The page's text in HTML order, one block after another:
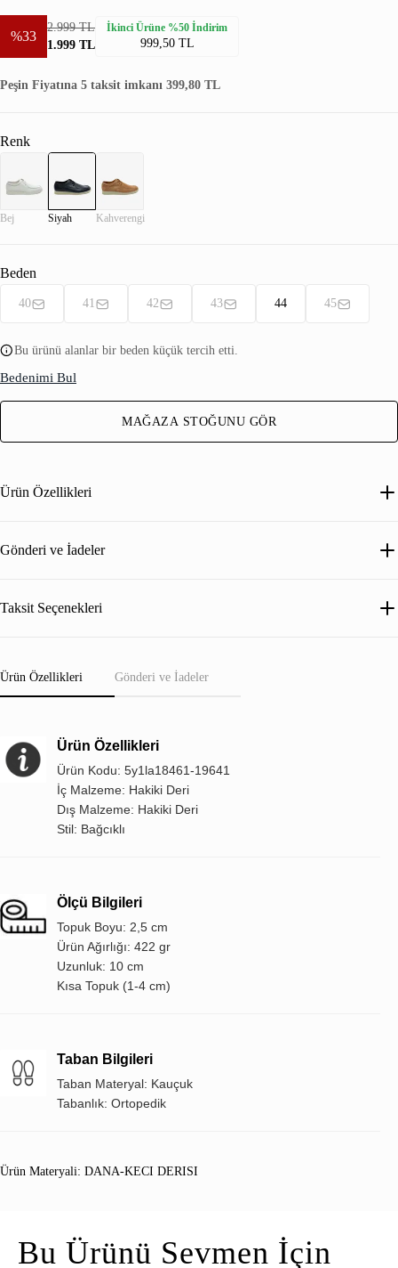
%33
2.999 TL
1.999 TL
İkinci Ürüne %50 İndirim
999,50 TL
Peşin Fiyatına 5 taksit imkanı 399,80 TL
Renk
Bej Siyah Kahverengi
Beden
40 41 42 43 44 45
Bu ürünü alanlar bir beden küçük tercih etti.
Bedenimi Bul
MAĞAZA STOĞUNU GÖR
Ürün Özellikleri
Gönderi ve İadeler
Taksit Seçenekleri
Ürün Özellikleri Gönderi ve İadeler
Ürün Özellikleri
Ürün Kodu: 5y1la18461-19641
İç Malzeme: Hakiki Deri
Dış Malzeme: Hakiki Deri
Stil: Bağcıklı
Ölçü Bilgileri
Topuk Boyu: 2,5 cm
Ürün Ağırlığı: 422 gr
Uzunluk: 10 cm
Kısa Topuk (1-4 cm)
Taban Bilgileri
Taban Materyal: Kauçuk
Tabanlık: Ortopedik
Ürün Materyali: DANA-KECI DERISI
Bu Ürünü Sevmen İçin